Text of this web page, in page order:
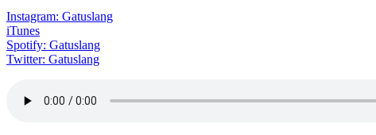
Instagram: Gatuslang
iTunes
Spotify: Gatuslang
Twitter: Gatuslang